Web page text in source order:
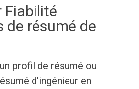
Fiabilité
de résumé de
profil de résumé ou
d'ingénieur en